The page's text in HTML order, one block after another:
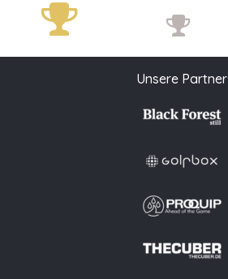
Unsere Partner